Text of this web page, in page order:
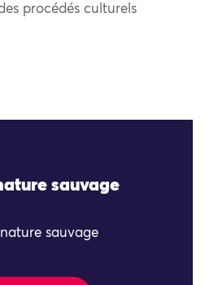
procédés culturels
sauvage
sauvage